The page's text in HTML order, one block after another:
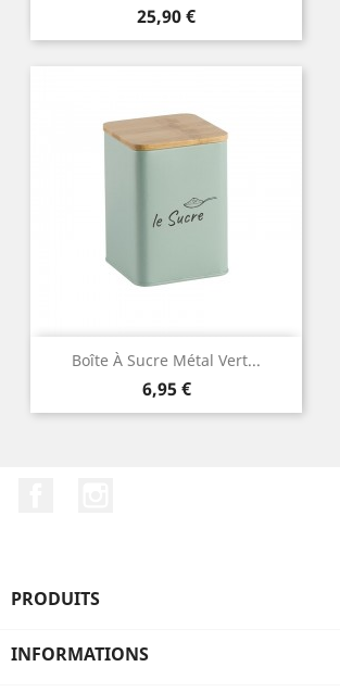
Prix
25,90 €
Boîte À Sucre Métal Vert...
Prix
6,95 €
PRODUITS
INFORMATIONS